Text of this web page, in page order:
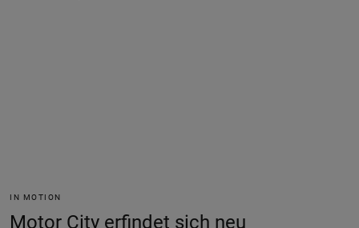
IN MOTION
Motor City erfindet sich neu